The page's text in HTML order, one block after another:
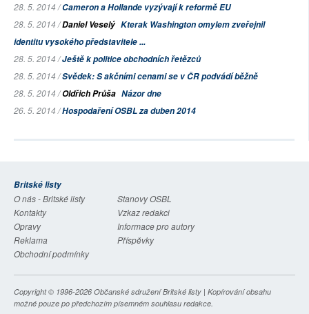
28. 5. 2014 /Cameron a Hollande vyzývají k reformě EU
28. 5. 2014 /Daniel Veselý Kterak Washington omylem zveřejnil
identitu vysokého představitele ...
28. 5. 2014 /Ještě k politice obchodních řetězců
28. 5. 2014 /Svědek: S akčními cenami se v ČR podvádí běžně
28. 5. 2014 /Oldřich Průša Názor dne
26. 5. 2014 /Hospodaření OSBL za duben 2014
Britské listy
O nás - Britské listy
Stanovy OSBL
Kontakty
Vzkaz redakci
Opravy
Informace pro autory
Reklama
Příspěvky
Obchodní podmínky
Copyright © 1996-2026 Občanské sdružení Britské listy | Kopírování obsahu
možné pouze po předchozím písemném souhlasu redakce.